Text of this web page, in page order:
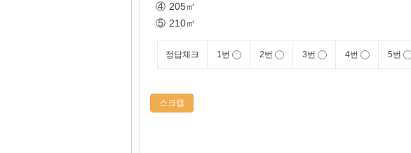
④ 205㎡
⑤ 210㎡
정답체크 1번 2번 3번 4번 5번
스크랩